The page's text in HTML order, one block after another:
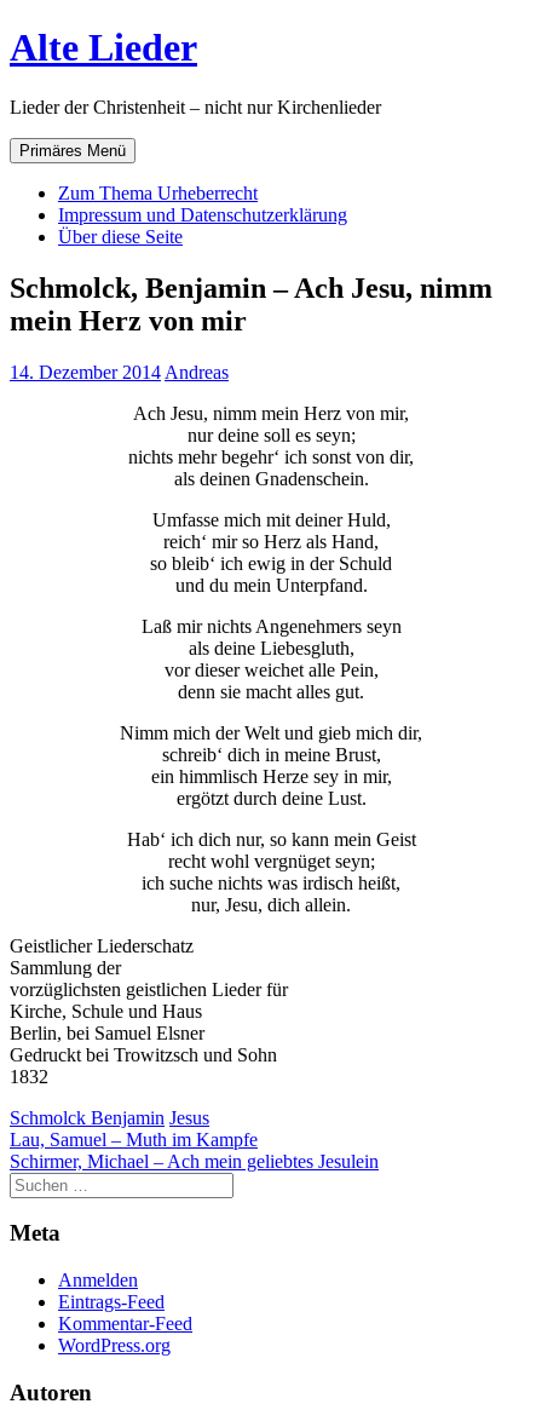
Zum
Inhalt
Alte Lieder
Lieder der Christenheit – nicht nur Kirchenlieder
Primäres Menü
Zum Thema Urheberrecht
Impressum und Datenschutzerklärung
Über diese Seite
Schmolck, Benjamin – Ach Jesu, nimm
mein Herz von mir
14. Dezember 2014 Andreas
Ach Jesu, nimm mein Herz von mir,
nur deine soll es seyn;
nichts mehr begehr‘ ich sonst von dir,
als deinen Gnadenschein.
Umfasse mich mit deiner Huld,
reich‘ mir so Herz als Hand,
so bleib‘ ich ewig in der Schuld
und du mein Unterpfand.
Laß mir nichts Angenehmers seyn
als deine Liebesgluth,
vor dieser weichet alle Pein,
denn sie macht alles gut.
Nimm mich der Welt und gieb mich dir,
schreib‘ dich in meine Brust,
ein himmlisch Herze sey in mir,
ergötzt durch deine Lust.
Hab‘ ich dich nur, so kann mein Geist
recht wohl vergnüget seyn;
ich suche nichts was irdisch heißt,
nur, Jesu, dich allein.
Geistlicher Liederschatz
Sammlung der
vorzüglichsten geistlichen Lieder für
Kirche, Schule und Haus
Berlin, bei Samuel Elsner
Gedruckt bei Trowitzsch und Sohn
1832
Schmolck Benjamin Jesus
Beitragsnavigation
Lau, Samuel – Muth im Kampfe
Schirmer, Michael – Ach mein geliebtes Jesulein
Meta
Anmelden
Eintrags-Feed
Kommentar-Feed
WordPress.org
Autoren